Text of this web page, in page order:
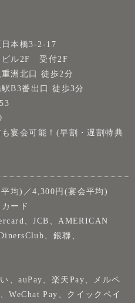
本橋3-2-17
ビル2F 受付2F
重洲北口 徒歩2分
B3番出口 徒歩3分
宴会可能！(早割・遅割特典
均)／4,300円(宴会平均)
ード
、JCB、AMERICAN
、銀聯、
、auPay、楽天Pay、メルペ
WeChat Pay、クイックペイ